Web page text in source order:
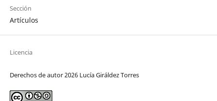
Sección
Artículos
Licencia
Derechos de autor 2026 Lucía Giráldez Torres